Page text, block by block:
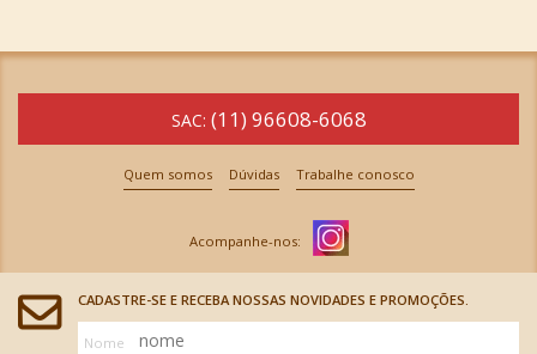
SAC: (11) 96608-6068
Quem somos Dúvidas Trabalhe conosco
CADASTRE-SE E RECEBA NOSSAS NOVIDADES E PROMOÇÕES.
Nome